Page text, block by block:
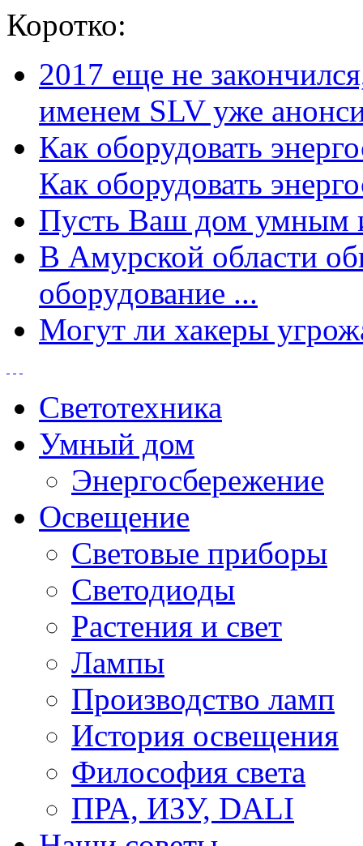
Коротко:
2017 еще не
именем SLV уже
Как оборудовать
Как оборудовать
Пусть Ваш дом умным
В Амурской области
оборудование ...
Могут ли хакеры
Светотехника
Умный дом
Энергосбережение
Освещение
Световые приборы
Светодиоды
Растения и свет
Лампы
Производство ламп
История освещения
Философия света
ПРА, ИЗУ, DALI